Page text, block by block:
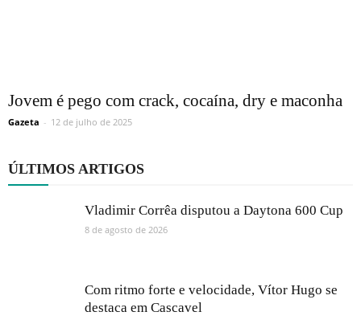
Jovem é pego com crack, cocaína, dry e maconha
Gazeta - 12 de julho de 2025
ÚLTIMOS ARTIGOS
Vladimir Corrêa disputou a Daytona 600 Cup
8 de agosto de 2026
Com ritmo forte e velocidade, Vítor Hugo se
destaca em Cascavel